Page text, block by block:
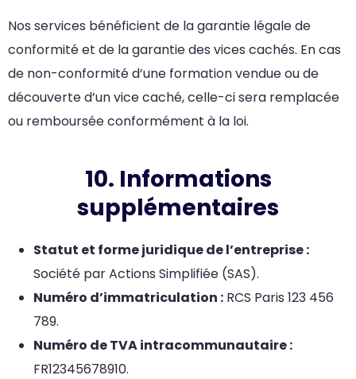
Nos services bénéficient de la garantie légale de
conformité et de la garantie des vices cachés. En cas
de non-conformité d’une formation vendue ou de
découverte d’un vice caché, celle-ci sera remplacée
ou remboursée conformément à la loi.
10. Informations
supplémentaires
Statut et forme juridique de l’entreprise :
Société par Actions Simplifiée (SAS).
Numéro d’immatriculation : RCS Paris 123 456
789.
Numéro de TVA intracommunautaire :
FR12345678910.